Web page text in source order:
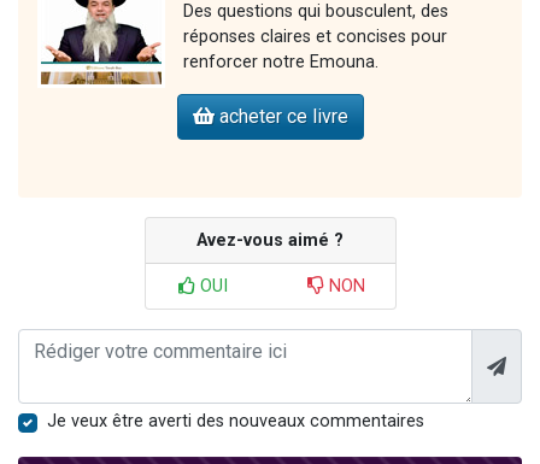
Des questions qui bousculent, des
réponses claires et concises pour
renforcer notre Emouna.
acheter ce livre
Avez-vous aimé ?
OUI NON
Je veux être averti des nouveaux commentaires